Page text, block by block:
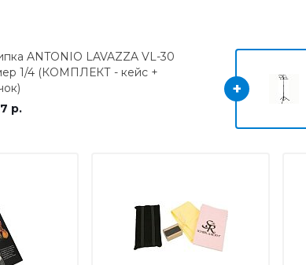
ANTONIO LAVAZZA VL-30
1/4 (КОМПЛЕКТ - кейс +
р.
+